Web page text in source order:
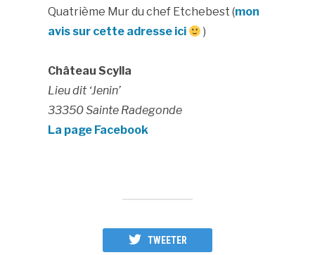
Quatrième Mur du chef Etchebest (mon
avis sur cette adresse ici
)
Château Scylla
Lieu dit ‘Jenin’
33350 Sainte Radegonde
La page Facebook
TWEETER